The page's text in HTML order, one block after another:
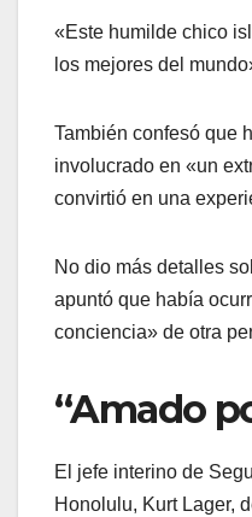
«Este humilde chico
los mejores del
También confesó que
involucrado en «un
convirtió en una
No dio más detalles
apuntó que había
conciencia» de otra
“Amado
El jefe interino de
Honolulu, Kurt Lager,